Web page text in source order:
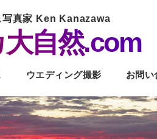
写真家 Ken Kanazawa
自然.com
ウエディング撮影 お問い